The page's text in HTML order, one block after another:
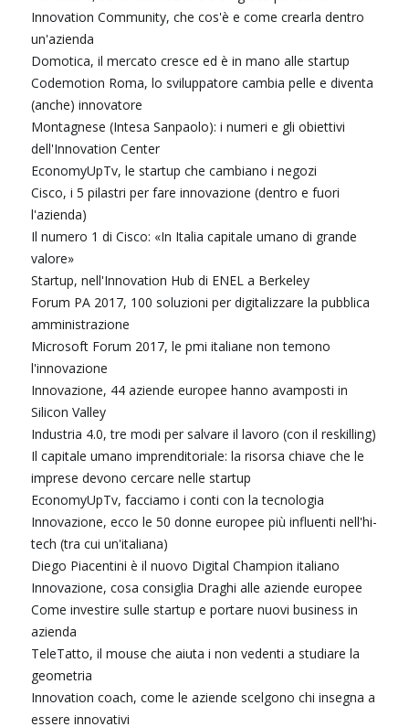
Innovation Community, che cos'è e come crearla dentro
un'azienda
Domotica, il mercato cresce ed è in mano alle startup
Codemotion Roma, lo sviluppatore cambia pelle e diventa
(anche) innovatore
Montagnese (Intesa Sanpaolo): i numeri e gli obiettivi
dell'Innovation Center
EconomyUpTv, le startup che cambiano i negozi
Cisco, i 5 pilastri per fare innovazione (dentro e fuori
l'azienda)
Il numero 1 di Cisco: «In Italia capitale umano di grande
valore»
Startup, nell'Innovation Hub di ENEL a Berkeley
Forum PA 2017, 100 soluzioni per digitalizzare la pubblica
amministrazione
Microsoft Forum 2017, le pmi italiane non temono
l'innovazione
Innovazione, 44 aziende europee hanno avamposti in
Silicon Valley
Industria 4.0, tre modi per salvare il lavoro (con il reskilling)
Il capitale umano imprenditoriale: la risorsa chiave che le
imprese devono cercare nelle startup
EconomyUpTv, facciamo i conti con la tecnologia
Innovazione, ecco le 50 donne europee più influenti nell'hi-
tech (tra cui un'italiana)
Diego Piacentini è il nuovo Digital Champion italiano
Innovazione, cosa consiglia Draghi alle aziende europee
Come investire sulle startup e portare nuovi business in
azienda
TeleTatto, il mouse che aiuta i non vedenti a studiare la
geometria
Innovation coach, come le aziende scelgono chi insegna a
essere innovativi